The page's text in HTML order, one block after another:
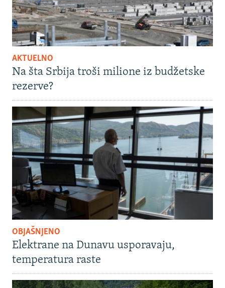
AKTUELNO
Na šta Srbija troši milione iz budžetske
rezerve?
OBJAŠNJENO
Elektrane na Dunavu usporavaju,
temperatura raste